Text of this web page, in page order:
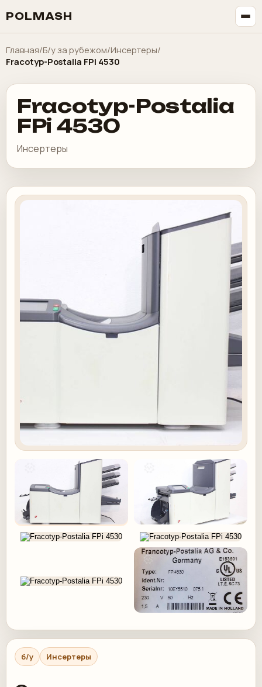
POLMASH
Главная/Б/у за рубежом/Инсертеры/
Fracotyp-Postalia FPi 4530
Fracotyp-Postalia
FPi 4530
Инсертеры
б/у Инсертеры